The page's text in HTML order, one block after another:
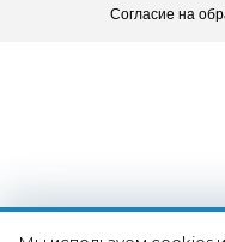
Согласие на